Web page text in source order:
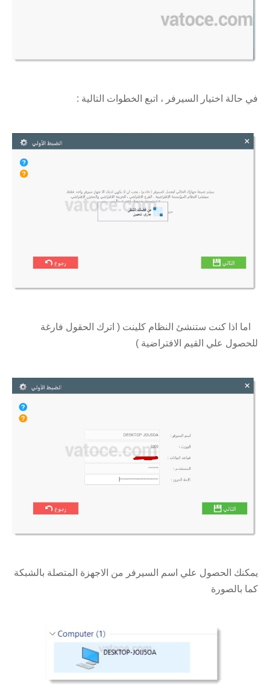
في حالة اختيار السيرفر ، اتبع الخطوات التالية :
اما اذا كنت ستنشئ النظام كلينت ( اترك الحقول فارغة
للحصول علي القيم الافتراضية )
يمكنك الحصول علي اسم السيرفر من الاجهزة المتصلة بالشبكة
كما بالصورة